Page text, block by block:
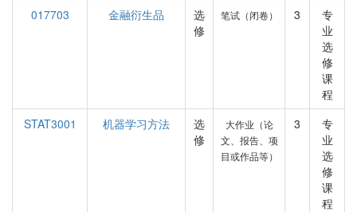
017703
金融衍生品
选
修
笔试（闭卷） 3
专
业
选
修
课
程
STAT3001
机器学习方法
选
修
大作业（论
文、报告、项
目或作品等）
3
专
业
选
修
课
程